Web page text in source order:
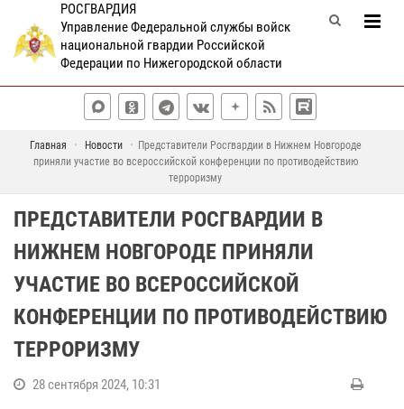
РОСГВАРДИЯ
Управление Федеральной службы войск
национальной гвардии Российской
Федерации по Нижегородской области
Главная Новости
Представители Росгвардии в Нижнем Новгороде
приняли участие во всероссийской конференции по противодействию
терроризму
ПРЕДСТАВИТЕЛИ РОСГВАРДИИ В
НИЖНЕМ НОВГОРОДЕ ПРИНЯЛИ
УЧАСТИЕ ВО ВСЕРОССИЙСКОЙ
КОНФЕРЕНЦИИ ПО ПРОТИВОДЕЙСТВИЮ
ТЕРРОРИЗМУ
28 сентября 2024, 10:31